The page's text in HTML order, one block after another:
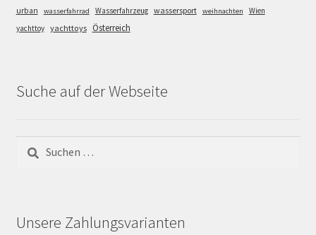
urban wasserfahrrad Wasserfahrzeug wassersport weihnachten
Wien
yachttoy yachttoys Österreich
Suche auf der Webseite
nach:
Unsere Zahlungsvarianten